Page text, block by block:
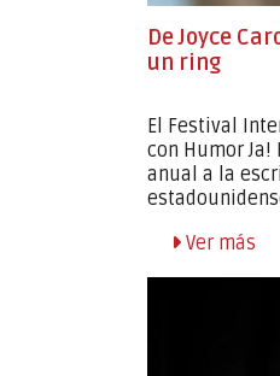
De Joyce
un ring
El Festival
con Humor
anual a la
Ver más